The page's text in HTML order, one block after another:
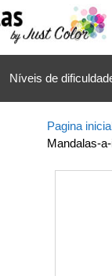
Níveis de
Pagina
Mandalas-